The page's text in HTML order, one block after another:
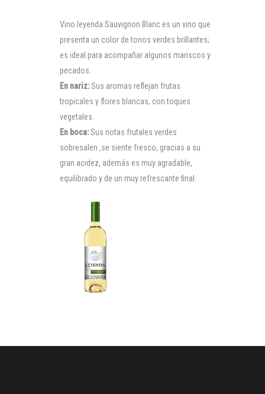
Vino leyenda Sauvignon Blanc es un vino que
presenta un color de tonos verdes brillantes;
es ideal para acompañar algunos mariscos y
pecados.
En nariz:Sus aromas reflejan frutas
tropicales y flores blancas, con toques
vegetales.
En boca:Sus notas frutales verdes
sobresalen ,se siente fresco, gracias a su
gran acidez, además es muy agradable,
equilibrado y de un muy refrescante final.